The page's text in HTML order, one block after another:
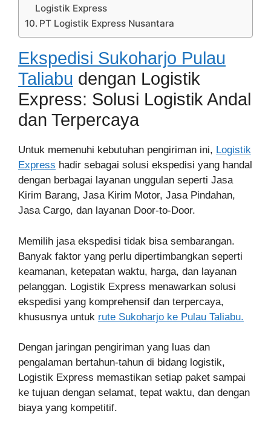
Logistik Express
PT Logistik Express Nusantara
Ekspedisi Sukoharjo Pulau
Taliabu dengan Logistik
Express: Solusi Logistik Andal
dan Terpercaya
Untuk memenuhi kebutuhan pengiriman ini, Logistik
Express hadir sebagai solusi ekspedisi yang handal
dengan berbagai layanan unggulan seperti Jasa
Kirim Barang, Jasa Kirim Motor, Jasa Pindahan,
Jasa Cargo, dan layanan Door-to-Door.
Memilih jasa ekspedisi tidak bisa sembarangan.
Banyak faktor yang perlu dipertimbangkan seperti
keamanan, ketepatan waktu, harga, dan layanan
pelanggan. Logistik Express menawarkan solusi
ekspedisi yang komprehensif dan terpercaya,
khususnya untuk rute Sukoharjo ke Pulau Taliabu.
Dengan jaringan pengiriman yang luas dan
pengalaman bertahun-tahun di bidang logistik,
Logistik Express memastikan setiap paket sampai
ke tujuan dengan selamat, tepat waktu, dan dengan
biaya yang kompetitif.